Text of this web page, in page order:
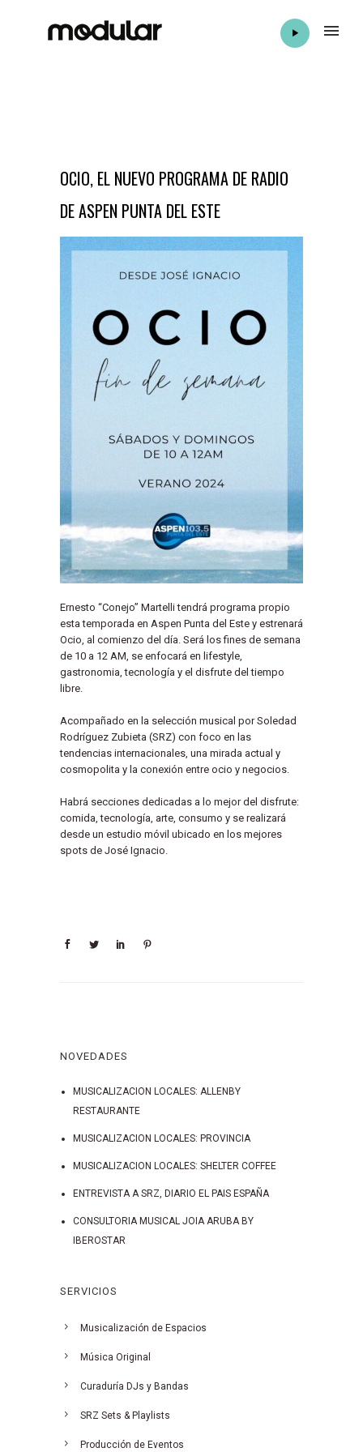
OCIO, EL NUEVO PROGRAMA DE RADIO
DE ASPEN PUNTA DEL ESTE
Ernesto “Conejo” Martelli tendrá programa propio
esta temporada en Aspen Punta del Este y estrenará
Ocio, al comienzo del día. Será los fines de semana
de 10 a 12 AM, se enfocará en lifestyle,
gastronomia, tecnología y el disfrute del tiempo
libre.
Acompañado en la selección musical por Soledad
Rodríguez Zubieta (SRZ) con foco en las
tendencias internacionales, una mirada actual y
cosmopolita y la conexión entre ocio y negocios.
Habrá secciones dedicadas a lo mejor del disfrute:
comida, tecnología, arte, consumo y se realizará
desde un estudio móvil ubicado en los mejores
spots de José Ignacio.
NOVEDADES
MUSICALIZACION LOCALES: ALLENBY
RESTAURANTE
MUSICALIZACION LOCALES: PROVINCIA
MUSICALIZACION LOCALES: SHELTER COFFEE
ENTREVISTA A SRZ, DIARIO EL PAIS ESPAÑA
CONSULTORIA MUSICAL JOIA ARUBA BY
IBEROSTAR
SERVICIOS
Musicalización de Espacios
Música Original
Curaduría DJs y Bandas
SRZ Sets & Playlists
Producción de Eventos